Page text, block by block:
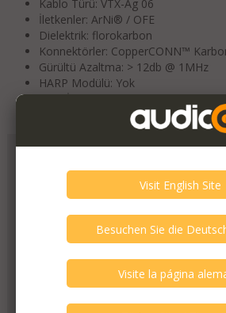
Kablo Türü: VTX-Ag 06
İletkenler: ArNi® / OFE
Dielektrik: florokarbon
Konnektörler: CopperCONN™
Gürültü Azaltma: > 12db @ 1MHz
HARP Modülü: Yok
KPIP İşlem Süresi: 4 gün
Standart Uzunluk: 1,75 metre